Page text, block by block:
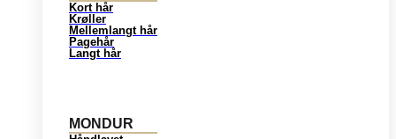
Kort hår
Krøller
Mellemlangt hår
Pagehår
Langt hår
MONDUR